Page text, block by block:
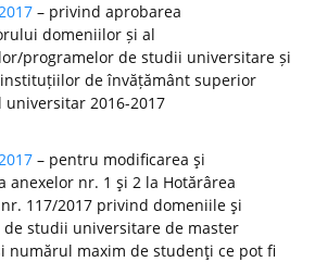
– privind aprobarea
domeniilor și al
programelor de studii universitare și
de învățământ superior
2016-2017
– pentru modificarea şi
anexelor nr. 1 şi 2 la Hotărârea
117/2017 privind domeniile şi
de studii universitare de master
numărul maxim de studenţi ce pot fi